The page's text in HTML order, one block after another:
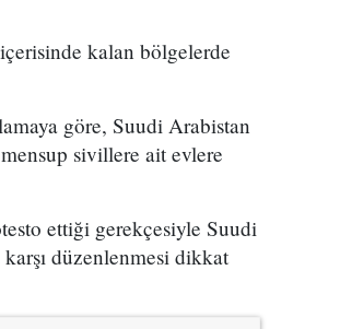
kalan bölgelerde
göre, Suudi Arabistan
sivillere ait evlere
ettiği gerekçesiyle Suudi
düzenlenmesi dikkat